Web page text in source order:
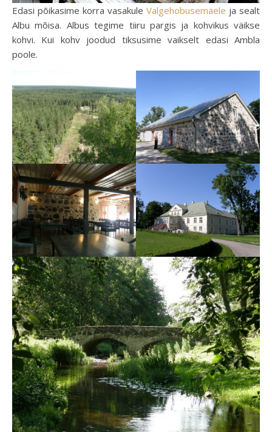
Edasi põikasime korra vasakule Valgehobusemäele ja sealt
Albu mõisa. Albus tegime tiiru pargis ja kohvikus väikse
kohvi. Kui kohv joodud tiksusime vaikselt edasi Ambla
poole.